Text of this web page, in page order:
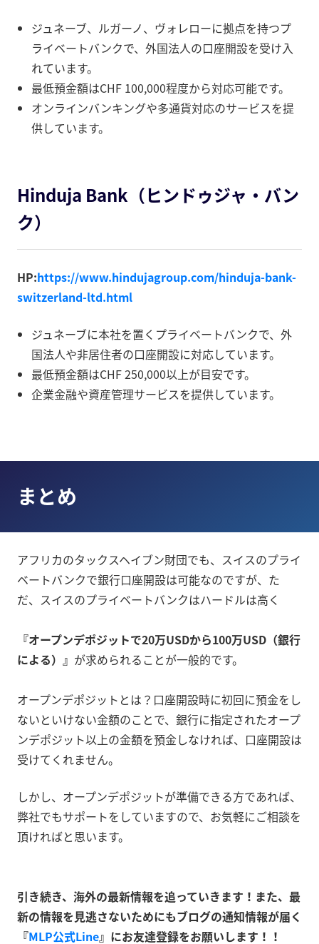
ジュネーブ、ルガーノ、ヴォレローに拠点を持つプ
ライベートバンクで、外国法人の口座開設を受け入
れています。
最低預金額はCHF 100,000程度から対応可能です。
オンラインバンキングや多通貨対応のサービスを提
供しています。
Hinduja Bank（ヒンドゥジャ・バン
ク）
HP:https://www.hindujagroup.com/hinduja-bank-
switzerland-ltd.html
ジュネーブに本社を置くプライベートバンクで、外
国法人や非居住者の口座開設に対応しています。
最低預金額はCHF 250,000以上が目安です。
企業金融や資産管理サービスを提供しています。
まとめ
アフリカのタックスヘイブン財団でも、スイスのプライ
ベートバンクで銀行口座開設は可能なのですが、た
だ、スイスのプライベートバンクはハードルは高く
『オープンデポジットで20万USDから100万USD（銀行
による）』 が求められることが一般的です。
オープンデポジットとは？口座開設時に初回に預金をし
ないといけない金額のことで、銀行に指定されたオープ
ンデポジット以上の金額を預金しなければ、口座開設は
受けてくれません。
しかし、オープンデポジットが準備できる方であれば、
弊社でもサポートをしていますので、お気軽にご相談を
頂ければと思います。
引き続き、海外の最新情報を追っていきます！また、最
新の情報を見逃さないためにもブログの通知情報が届く
『MLP公式Line』にお友達登録をお願いします！！